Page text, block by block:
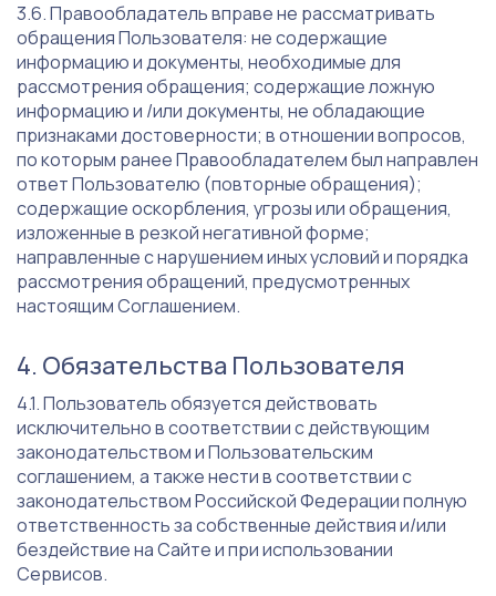
Правообладатель вправе не рассматривать
обращения Пользователя: не содержащие
информацию и документы, необходимые для
рассмотрения обращения; содержащие ложную
информацию и /или документы, не обладающие
признаками достоверности; в отношении вопросов,
по которым ранее Правообладателем был направлен
ответ Пользователю (повторные обращения);
содержащие оскорбления, угрозы или обращения,
изложенные в резкой негативной форме;
направленные с нарушением иных условий и порядка
рассмотрения обращений, предусмотренных
настоящим Соглашением.
Обязательства Пользователя
Пользователь обязуется действовать
исключительно в соответствии с действующим
законодательством и Пользовательским
соглашением, а также нести в соответствии с
законодательством Российской Федерации полную
ответственность за собственные действия и/или
бездействие на Сайте и при использовании
Сервисов.